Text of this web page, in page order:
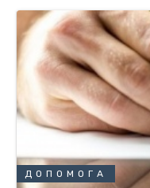
ДОПОМОГА